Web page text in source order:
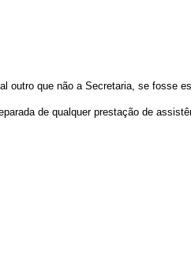
outro que não a Secretaria, se fosse
de qualquer prestação de